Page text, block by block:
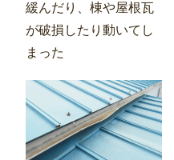
緩んだり、棟や屋根瓦
が破損したり動いてし
まった